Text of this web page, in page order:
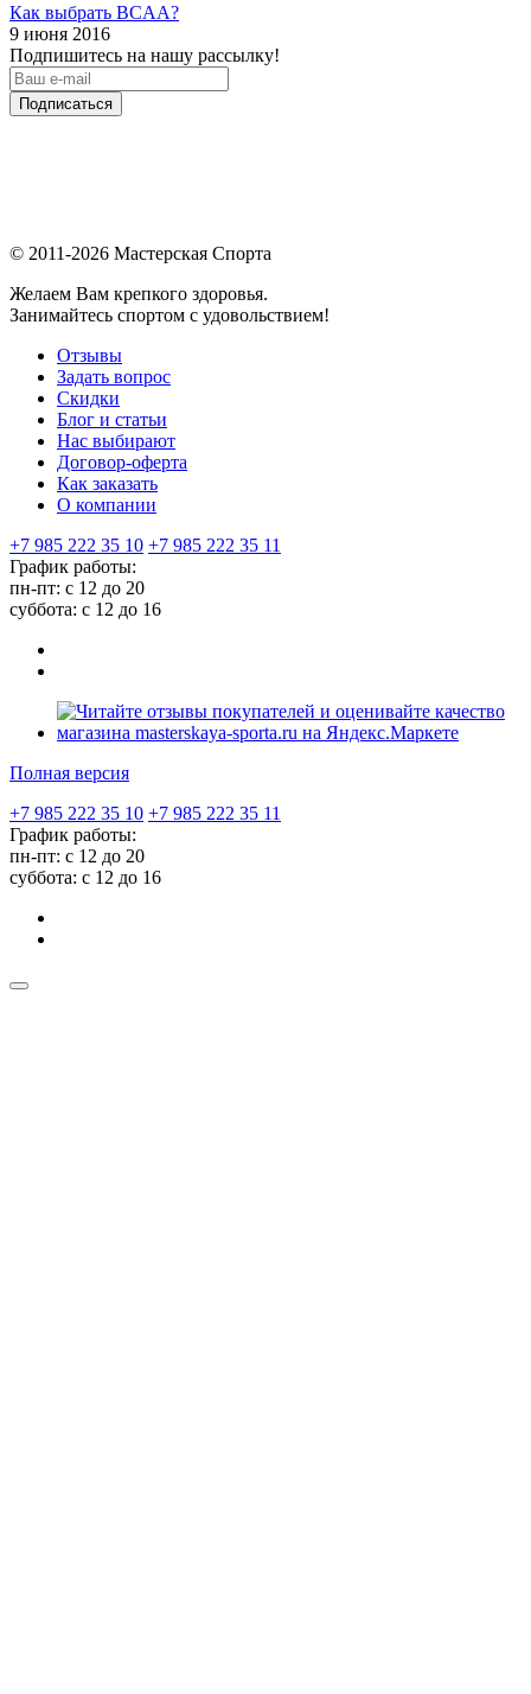
Как выбрать BCAA?
9 июня 2016
Подпишитесь на нашу рассылку!
Подписаться
© 2011-2026 Мастерская Спорта
Желаем Вам крепкого здоровья.
Занимайтесь спортом с удовольствием!
Отзывы
Задать вопрос
Скидки
Блог и статьи
Нас выбирают
Договор-оферта
Как заказать
О компании
+7 985 222 35 10 +7 985 222 35 11
График работы:
пн-пт: с 12 до 20
суббота: c 12 до 16
Полная версия
+7 985 222 35 10 +7 985 222 35 11
График работы:
пн-пт: с 12 до 20
суббота: c 12 до 16